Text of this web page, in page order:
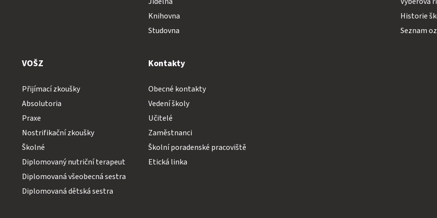
Knihovna
Studovna
Historie
Seznam
VOŠZ
Přijímací zkoušky
Absolutoria
Praxe
Nostrifikační zkoušky
Školné
Diplomovaný nutriční terapeut
Diplomovaná všeobecná sestra
Diplomovaná dětská sestra
Kontakty
Obecné kontakty
Vedení školy
Učitelé
Zaměstnanci
Školní poradenské pracoviště
Etická linka